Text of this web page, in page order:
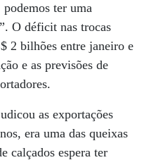
podemos ter uma
O déficit nas trocas
2 bilhões entre janeiro e
e as previsões de
as exportações
era uma das queixas
calçados espera ter